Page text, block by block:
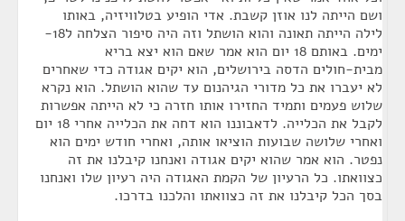
ושם הייתה לנו אוזן קשבת. אדי הופיע בטלוויזיה, באותו
לילה הייתה תאונה והוא הושתל וזה היה סיפור הצלחה ל18-
ימים. באותם 18 יום הוא אמר שאם הוא יצא בריא
מבית-חולים הדסה בירושלים, הוא יקים אגודה כדי שאחרים
לא יעברו את כל מדורי הגיהנום עד שהוא הושתל. הוא נקרא
שלוש פעמים ותמיד החזירו אותו חזרה כי לא הייתה אפשרות
לקבל את הכלייה. לדאבוננו הוא דחה את הכלייה אחרי 18 יום
ואחרי שלושה שבועות הוציאו אותה, ואחרי חודש ימים הוא
נפטר. הוא אמר שהוא יקים אגודה ואנחנו קיבלנו את זה
כצוואתו. כל הרעיון של הקמת האגודה היה רעיון שלו ואנחנו
בסך הכל קיבלנו את זה כצוואתו והלכנו בדרכו.